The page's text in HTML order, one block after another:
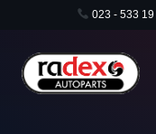
023 - 533 19